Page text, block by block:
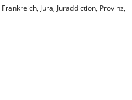
Frankreich, Jura, Juraddiction, Provinz,